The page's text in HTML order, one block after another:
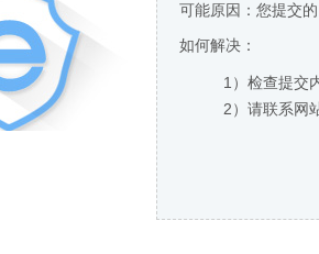
可能原因：您提交
如何解决：
1）检查提交
2）请联系网